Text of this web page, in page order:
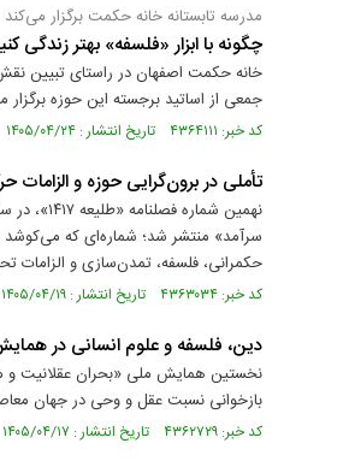
مدرسه تابستانه خانه حکمت برگزار می‌کند
چگونه با ابزار «فلسفه» بهتر زندگی
خانه حکمت اصفهان در راستای تبیین
جمعی از اساتید برجسته این حوزه برگزار
کد خبر: ۴۳۶۴۱۱۱ تاریخ انتشار : ۱۴۰۵/۰۴/۲۴
تأملی در برون‌گرایی حوزه و الزامات
نهمین
سرآمد» منتشر شد؛ شماره‌ای که
حکمرانی، فلسفه، تمدن‌سازی و الزامات
کد خبر: ۴۳۶۳۰۳۴ تاریخ انتشار : ۱۴۰۵/۰۴/۱۹
دین، فلسفه و علوم انسانی در
نخستین همایش ملی «بحران عقلانیت و
بازخوانی نسبت عقل و وحی در جهان
کد خبر: ۴۳۶۲۷۲۹ تاریخ انتشار : ۱۴۰۵/۰۴/۱۷